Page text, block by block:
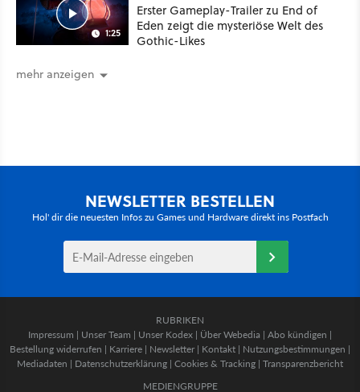
1:25
Erster Gameplay-Trailer zu End of
Eden zeigt die mysteriöse Welt des
Gothic-Likes
mehr anzeigen
NEWSLETTER BESTELLEN
Hol' dir die neuesten Infos zu Games und Hardware direkt ins Postfach
RUBRIKEN
Impressum | Unser Team | Unser Kodex | Über Webedia | Abo kündigen |
Bestellung widerrufen | Karriere | Newsletter | Kontakt | Nutzungsbestimmungen |
Mediadaten | Datenschutzerklärung | Cookies & Tracking | Transparenzbericht
MEDIENGRUPPE